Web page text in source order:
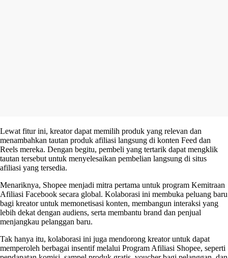
Lewat fitur ini, kreator dapat memilih produk yang relevan dan
menambahkan tautan produk afiliasi langsung di konten Feed dan
Reels mereka. Dengan begitu, pembeli yang tertarik dapat mengklik
tautan tersebut untuk menyelesaikan pembelian langsung di situs
afiliasi yang tersedia.
Menariknya, Shopee menjadi mitra pertama untuk program Kemitraan
Afiliasi Facebook secara global. Kolaborasi ini membuka peluang baru
bagi kreator untuk memonetisasi konten, membangun interaksi yang
lebih dekat dengan audiens, serta membantu brand dan penjual
menjangkau pelanggan baru.
Tak hanya itu, kolaborasi ini juga mendorong kreator untuk dapat
memperoleh berbagai insentif melalui Program Afiliasi Shopee, seperti